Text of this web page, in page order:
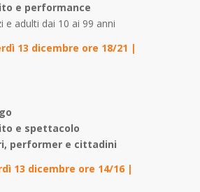
e performance
e adulti dai 10 ai 99 anni
13 dicembre ore 18/21 |
e spettacolo
performer e cittadini
13 dicembre ore 14/16 |